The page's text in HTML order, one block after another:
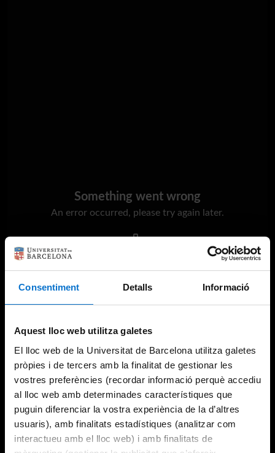
Consentiment Detalls Informació
Aquest lloc web utilitza galetes
El lloc web de la Universitat de Barcelona utilitza galetes
pròpies i de tercers amb la finalitat de gestionar les
vostres preferències (recordar informació perquè accediu
al lloc web amb determinades característiques que
puguin diferenciar la vostra experiència de la d’altres
usuaris), amb finalitats estadístiques (analitzar com
interactueu amb el lloc web) i amb finalitats de
Something went wrong
An error occurred, please try again later.